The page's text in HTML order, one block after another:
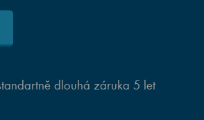
dlouhá záruka 5 let